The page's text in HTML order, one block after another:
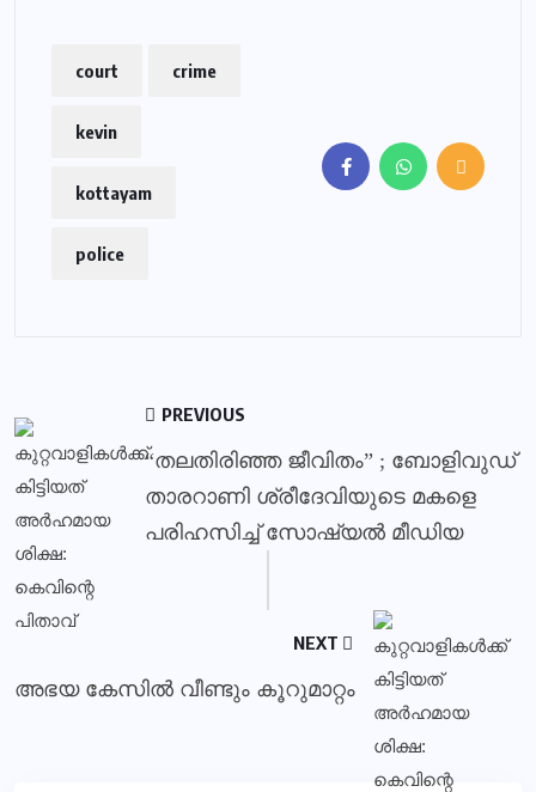
court crime
kevin
kottayam
police
PREVIOUS
“തലതിരിഞ്ഞ ജീവിതം” ; ബോളിവുഡ്
താരറാണി ശ്രീദേവിയുടെ മകളെ
പരിഹസിച്ച് സോഷ്യൽ മീഡിയ
NEXT
അഭയ കേസിൽ വീണ്ടും കൂറുമാറ്റം